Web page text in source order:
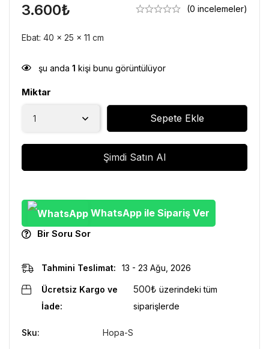
3.600₺ (0 incelemeler)
Ebat: 40 x 25 x 11 cm
şu anda 1 kişi bunu görüntülüyor
Miktar
Sepete Ekle
Şimdi Satın Al
WhatsApp ile Sipariş Ver
Bir Soru Sor
Tahmini Teslimat: 13 - 23 Ağu, 2026
Ücretsiz Kargo ve
İade:
500₺ üzerindeki tüm
siparişlerde
Sku: Hopa-S